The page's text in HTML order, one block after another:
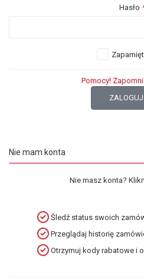
Hasło
Pomocy!
ZALOGUJ
Nie mam konta
Nie masz konta?
Śledź status swoich
Przeglądaj historię
Otrzymuj kody rabatowe i